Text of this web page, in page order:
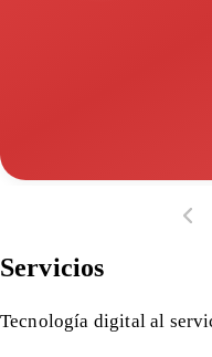
Servicios
Tecnología digital al